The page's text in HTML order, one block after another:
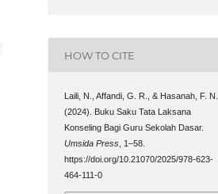
HOW TO CITE
Laili, N., Affandi, G. R., & Hasanah, F. N.
(2024). Buku Saku Tata Laksana
Konseling Bagi Guru Sekolah Dasar.
Umsida Press, 1–58.
https://doi.org/10.21070/2025/978-623-
464-111-0